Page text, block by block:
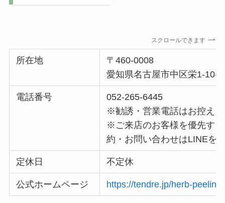
スクロールできます
所在地
〒460-0008
愛知県名古屋市中区栄1-10-
電話番号
052-265-6445
※勧誘・営業電話はお控え
※ご来店のお客様を優先す
約・お問い合わせはLINEを
定休日 不定休
公式ホームページ https://tendre.jp/herb-peeling